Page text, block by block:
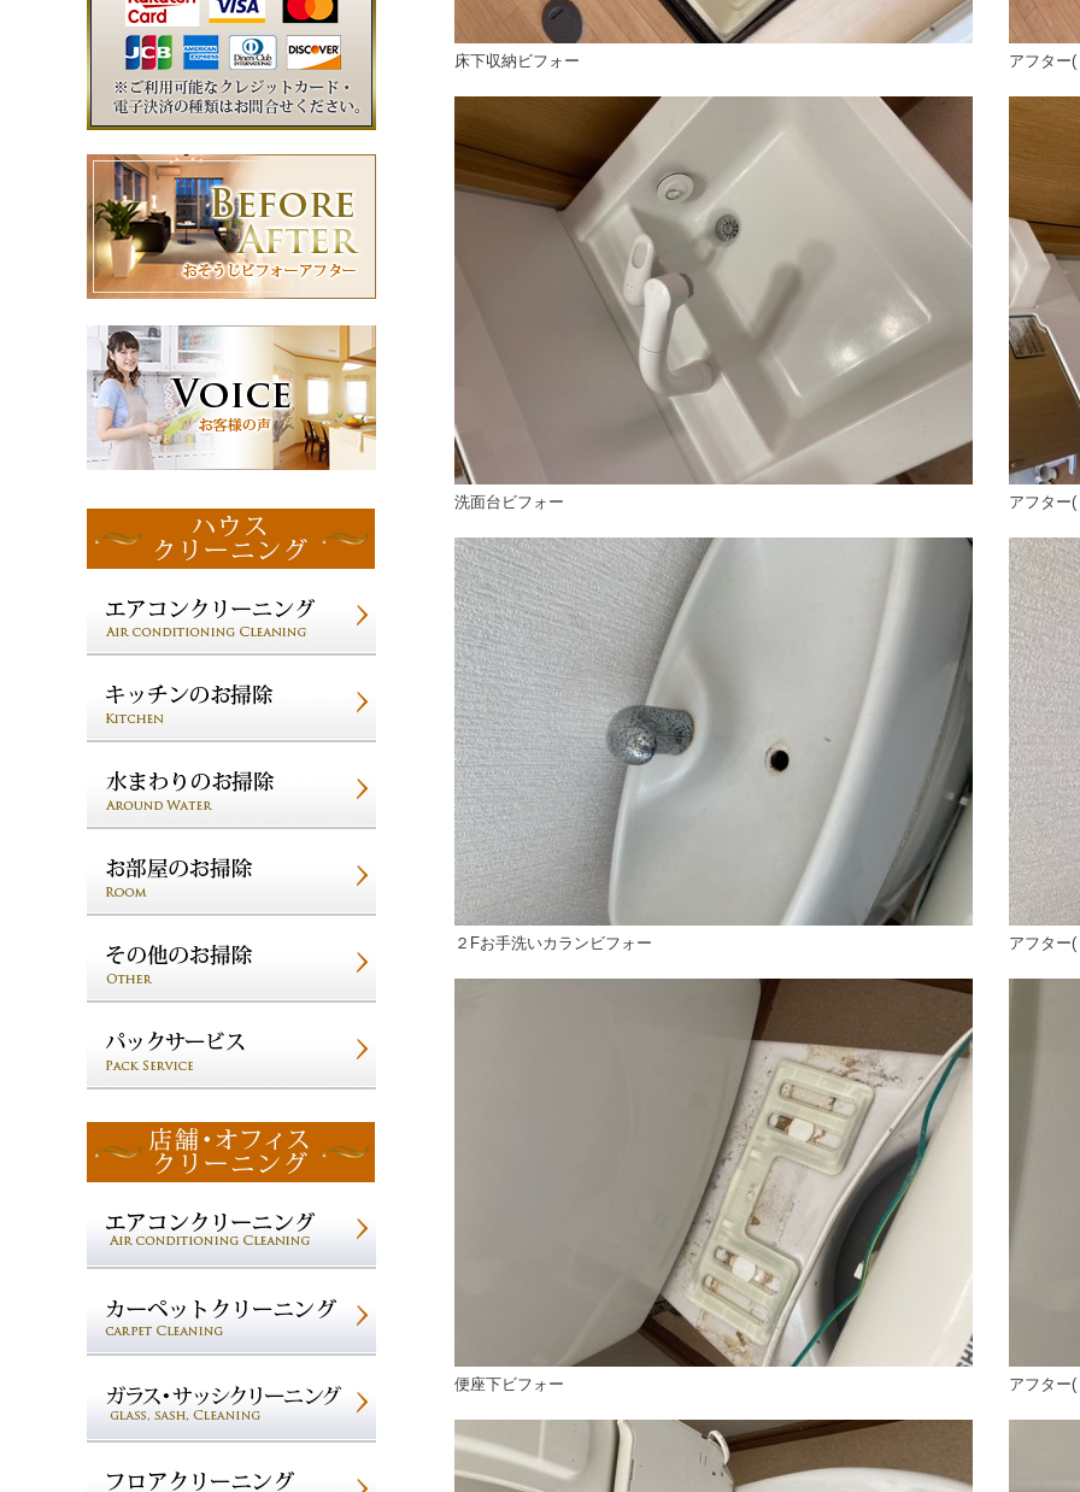
床下収納ビフォー アフター
洗面台ビフォー アフター
２Fお手洗いカランビフォー アフター
便座下ビフォー アフター